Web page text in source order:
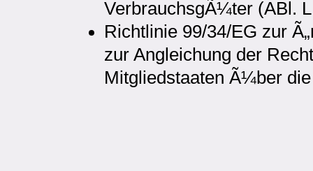
VerbrauchsgÃ¼ter (ABl.
Richtlinie 99/34/EG zur
zur Angleichung der
Mitgliedstaaten Ã¼ber